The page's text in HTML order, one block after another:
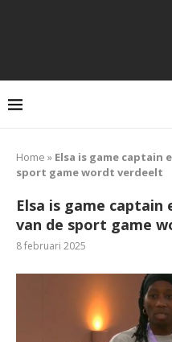
Home » Elsa is game captain
sport game wordt verdeelt
Elsa is game
van de sport game
8 februari 2025